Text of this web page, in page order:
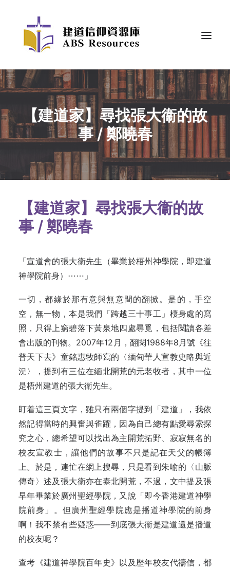
【建道家】尋找張大衞的故
事 / 鄭曉春
【建道家】尋找張大衞的故
事 / 鄭曉春
「宣道會的張大衞先生（畢業於梧州神學院，即建道
神學院前身）⋯⋯」
一切，都緣於那有意與無意間的翻掀。是的，手空
空，無一物，本是我們「跨越三十事工」棲身處的寫
照，只得上窮碧落下黃泉地四處尋覓，包括閱讀各差
會出版的刊物。2007年12月，翻閱1988年8月號《往
普天下去》童銘惠牧師寫的〈緬甸華人宣教史略與近
況〉，提到有三位在緬北開荒的元老牧者，其中一位
是梧州建道的張大衛先生。
盯着這三頁文字，雖只有兩個字提到「建道」，我依
然記得當時的興奮與雀躍，因為自己總有點愛尋索探
究之心，總希望可以找出為主開荒拓野、寂寂無名的
校友宣教士，讓他們的故事不只是記在天父的帳簿
上。於是，連忙在網上搜尋，只是看到朱喻的〈山脈
傳奇〉述及張大衞亦在泰北開荒，不過，文中提及張
早年畢業於廣州聖經學院，又說「即今香港建道神學
院前身」。但廣州聖經學院應是播道神學院的前身
啊！我不禁有些疑惑——到底張大衞是建道還是播道
的校友呢？
查考《建道神學院百年史》以及歷年校友代禱信，都